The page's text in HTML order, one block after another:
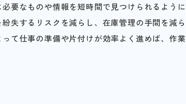
要なものや情報を短時間で見つけられるよう
失するリスクを減らし、在庫管理の手間を減
て仕事の準備や片付けが効率よく進めば、作